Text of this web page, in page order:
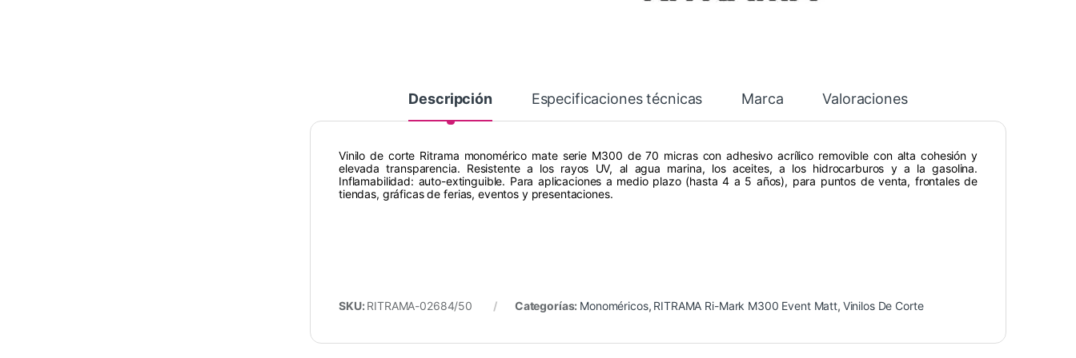
Descripción Especificaciones técnicas Marca Valoraciones
Vinilo de corte Ritrama monomérico mate serie M300 de 70 micras con adhesivo acrílico removible con alta cohesión y
elevada transparencia. Resistente a los rayos UV, al agua marina, los aceites, a los hidrocarburos y a la gasolina.
Inflamabilidad: auto-extinguible. Para aplicaciones a medio plazo (hasta 4 a 5 años), para puntos de venta, frontales de
tiendas, gráficas de ferias, eventos y presentaciones.
SKU: RITRAMA-02684/50 Categorías: Monoméricos, RITRAMA Ri-Mark M300 Event Matt, Vinilos De Corte